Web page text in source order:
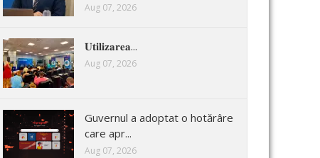
Aug 07, 2026
𝐔𝐭𝐢𝐥𝐢𝐳𝐚𝐫𝐞𝐚...
Aug 07, 2026
Guvernul a adoptat o hotărâre
care apr...
Aug 07, 2026